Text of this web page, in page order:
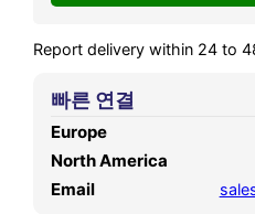
Report delivery within 24 to
빠른 연결
Europe
North America
Email